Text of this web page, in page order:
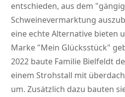
entschieden, aus dem
Schweinevermarktung
eine echte Alternative bieten
Marke Mein Glücksstück
2022 baute Familie Bielfeldt
einem Strohstall mit
um. Zusätzlich dazu bauten